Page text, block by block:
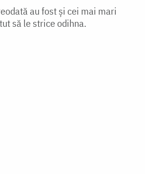
au fost și cei mai mari
să le strice odihna.